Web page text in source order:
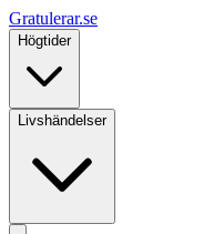
Gratulerar.se
Högtider
Livshändelser